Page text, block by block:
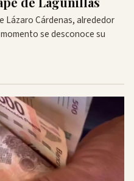
Lázaro Cárdenas, alrededor
se desconoce su